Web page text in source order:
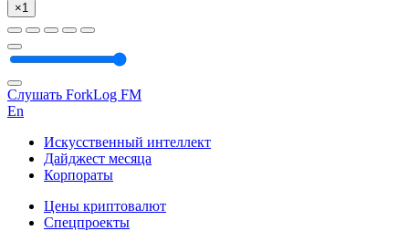
×1
Слушать ForkLog FM
En
Искусственный интеллект
Дайджест месяца
Корпораты
Цены криптовалют
Спецпроекты